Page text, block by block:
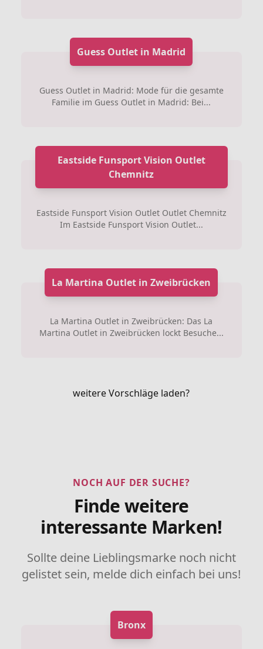
Guess Outlet in Madrid
Guess Outlet in Madrid: Mode für die gesamte
Familie im Guess Outlet in Madrid: Bei...
Eastside Funsport Vision Outlet
Chemnitz
Eastside Funsport Vision Outlet Outlet Chemnitz
Im Eastside Funsport Vision Outlet...
La Martina Outlet in Zweibrücken
La Martina Outlet in Zweibrücken: Das La
Martina Outlet in Zweibrücken lockt Besuche...
weitere Vorschläge laden?
NOCH AUF DER SUCHE?
Finde weitere
interessante Marken!
Sollte deine Lieblingsmarke noch nicht
gelistet sein, melde dich einfach bei uns!
Bronx